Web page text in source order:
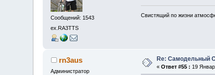
Сообщений: 1543
ex.RA3TTS
Свистящий по жизни
rn3aus
Администратор
Re: Самодельный
«Ответ #55 : 19